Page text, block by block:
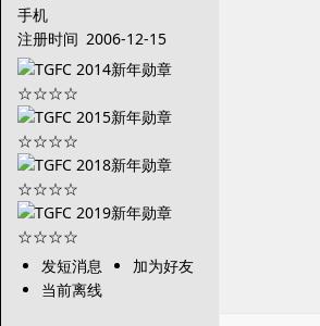
手机
注册时间 2006-12-15
发短消息
加为好友
当前离线